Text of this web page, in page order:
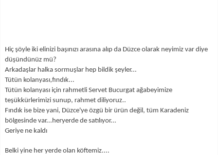
Hiç şöyle iki elinizi başınızı arasına alıp da Düzce olarak neyimiz var diye
düşündünüz mü?
Arkadaşlar halka sormuşlar hep bildik şeyler...
Tütün kolanyası,fındık...
Tütün kolanyası için rahmetli Servet Bucurgat ağabeyimize
teşükkürlerimizi sunup, rahmet diliyoruz..
Fındık ise bize yani, Düzce'ye özgü bir ürün değil, tüm Karadeniz
bölgesinde var...heryerde de satılıyor...
Geriye ne kaldı
Belki yine her yerde olan köftemiz....